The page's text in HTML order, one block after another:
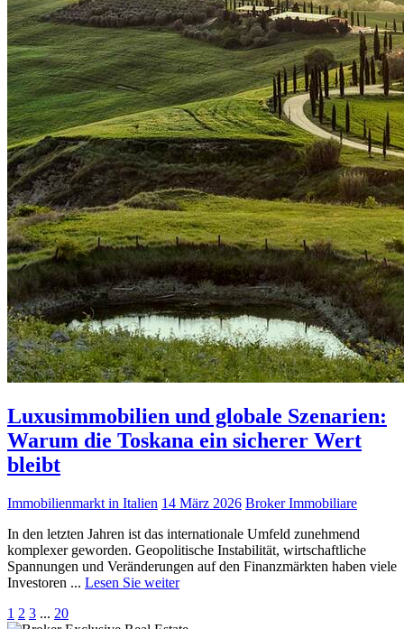
Luxusimmobilien und globale Szenarien:
Warum die Toskana ein sicherer Wert
bleibt
Immobilienmarkt in Italien 14 März 2026 Broker Immobiliare
In den letzten Jahren ist das internationale Umfeld zunehmend
komplexer geworden. Geopolitische Instabilität, wirtschaftliche
Spannungen und Veränderungen auf den Finanzmärkten haben viele
Investoren ... Lesen Sie weiter
1 2 3 ... 20